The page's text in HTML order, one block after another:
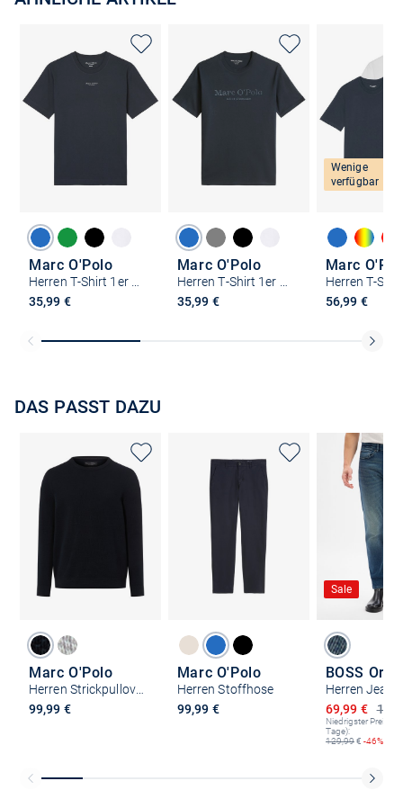
Marc O'Polo
35,99 €
Marc O'Polo
35,99 €
Wenige
verfügbar
Marc
56,99 €
DAS PASST DAZU
Marc O'Polo
Herren Strickpullover
99,99 €
Marc O'Polo
Herren Stoffhose
99,99 €
Sale
BOSS
Ermäßigter
69,99 €
Niedrigster Preis
Tage):
129,99€ -46%